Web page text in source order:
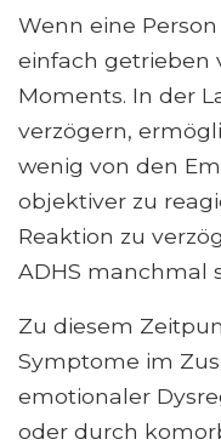
Wenn eine
einfach getrieben
Moments. In der
verzögern,
wenig von den
objektiver zu
Reaktion zu
ADHS manchmal
Zu diesem
Symptome im
emotionaler
oder durch